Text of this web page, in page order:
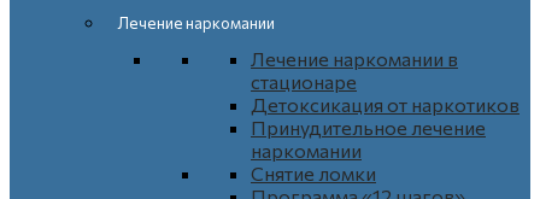
Лечение наркомании
Лечение наркомании в
стационаре
Детоксикация от наркотиков
Принудительное лечение
наркомании
Снятие ломки